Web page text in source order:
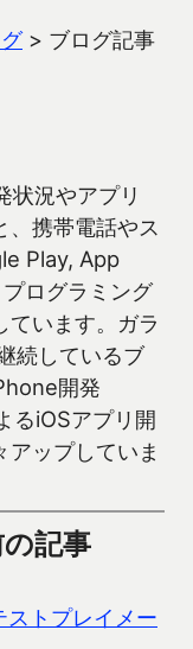
> ブログ記事
状況やアプリ
、携帯電話やス
Play, App
ログラミング
ています。ガラ
続しているブ
開発
るiOSアプリ開
ップしていま
記事
ストプレイメー